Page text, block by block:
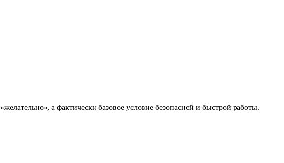
а фактически базовое условие безопасной и быстрой работы.